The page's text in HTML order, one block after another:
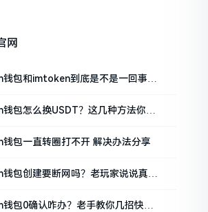
网
包和imtoken到底是不是一回事？
包怎么换USDT？这几种方法你得
包一直转圈打不开 解决办法分享
包创建要断网吗？老玩家说说真实
包0确认咋办？老手教你几招快速